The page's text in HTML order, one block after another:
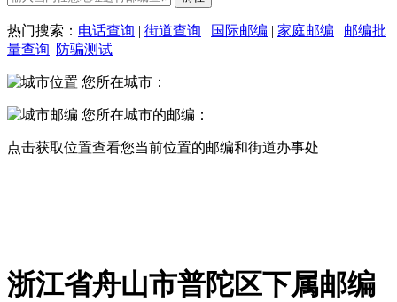
热门搜索： 电话查询 | 街道查询 | 国际邮编 | 家庭邮编 | 邮编批
量查询| 防骗测试
您所在城市：
您所在城市的邮编：
点击获取位置查看您当前位置的邮编和街道办事处
浙江省舟山市普陀区下属邮编